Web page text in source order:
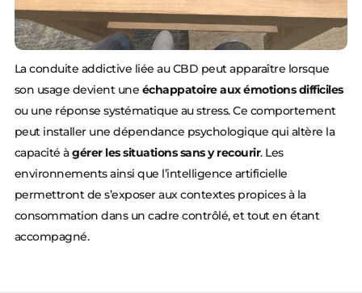
La conduite addictive liée au CBD peut apparaître lorsque
son usage devient une échappatoire aux émotions difficiles
ou une réponse systématique au stress. Ce comportement
peut installer une dépendance psychologique qui altère la
capacité àgérer les situations sans y recourir. Les
environnements ainsi que l’intelligence artificielle
permettront de s’exposer aux contextes propices à la
consommation dans un cadre contrôlé, et tout en étant
accompagné.